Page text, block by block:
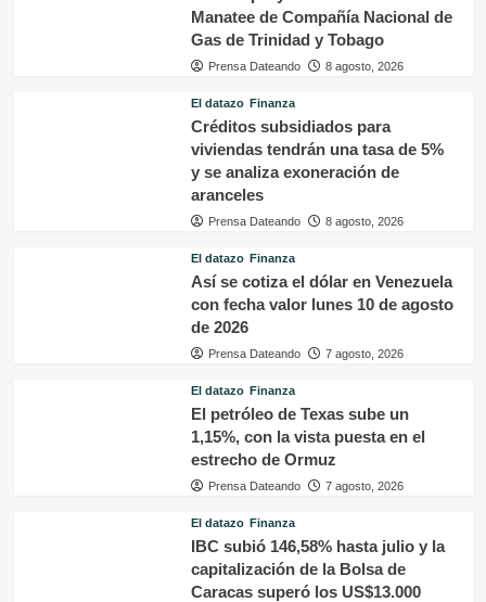
Manatee de Compañía Nacional de
Gas de Trinidad y Tobago
Prensa Dateando 8 agosto, 2026
El datazo Finanza
Créditos subsidiados para
viviendas tendrán una tasa de 5%
y se analiza exoneración de
aranceles
Prensa Dateando 8 agosto, 2026
El datazo Finanza
Así se cotiza el dólar en Venezuela
con fecha valor lunes 10 de agosto
de 2026
Prensa Dateando 7 agosto, 2026
El datazo Finanza
El petróleo de Texas sube un
1,15%, con la vista puesta en el
estrecho de Ormuz
Prensa Dateando 7 agosto, 2026
El datazo Finanza
IBC subió 146,58% hasta julio y la
capitalización de la Bolsa de
Caracas superó los US$13.000